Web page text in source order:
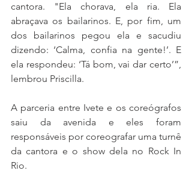
cantora. "Ela chorava, ela ria. Ela
abraçava os bailarinos. E, por fim, um
dos bailarinos pegou ela e sacudiu
dizendo: ‘Calma, confia na gente!’. E
ela respondeu: ‘Tá bom, vai dar certo’”,
lembrou Priscilla.
A parceria entre Ivete e os coreógrafos
saiu da avenida e eles foram
responsáveis por coreografar uma turnê
da cantora e o show dela no Rock In
Rio.